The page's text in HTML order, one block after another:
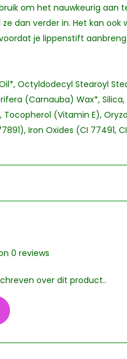
om het nauwkeurig aan
dan verder in. Het kan
je lippenstift
Octyldodecyl Stearoyl
(Carnauba) Wax*,
(Vitamin E),
Iron Oxides (CI 77491,
0 reviews
over dit product..